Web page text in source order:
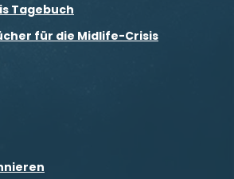
Tagebuch
für die Midlife-Crisis